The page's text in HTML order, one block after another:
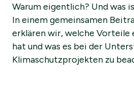
Warum eigentlich? Und was
In einem gemeinsamen
erklären wir, welche Vorteile
hat und was es bei der
Klimaschutzprojekten zu